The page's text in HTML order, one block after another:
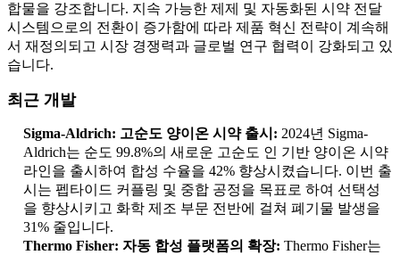
합물을 강조합니다. 지속 가능한 제제 및 자동화된 시약 전달
시스템으로의 전환이 증가함에 따라 제품 혁신 전략이 계속해
서 재정의되고 시장 경쟁력과 글로벌 연구 협력이 강화되고 있
습니다.
최근 개발
Sigma-Aldrich: 고순도 양이온 시약 출시: 2024년 Sigma-
Aldrich는 순도 99.8%의 새로운 고순도 인 기반 양이온 시약
라인을 출시하여 합성 수율을 42% 향상시켰습니다. 이번 출
시는 펩타이드 커플링 및 중합 공정을 목표로 하여 선택성
을 향상시키고 화학 제조 부문 전반에 걸쳐 폐기물 발생을
31% 줄입니다.
Thermo Fisher: 자동 합성 플랫폼의 확장: Thermo Fisher는